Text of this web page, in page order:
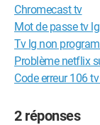
Chromecast tv
Mot de passe tv
Tv lg non
Problème netflix
Code erreur 106
2 réponses